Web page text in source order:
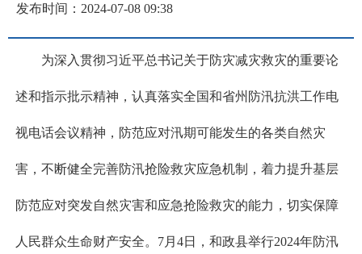
发布时间：2024-07-08 09:38
为深入贯彻习近平总书记关于防灾减灾救灾的重要论
述和指示批示精神，认真落实全国和省州防汛抗洪工作电
视电话会议精神，防范应对汛期可能发生的各类自然灾
害，不断健全完善防汛抢险救灾应急机制，着力提升基层
防范应对突发自然灾害和应急抢险救灾的能力，切实保障
人民群众生命财产安全。7月4日，和政县举行2024年防汛